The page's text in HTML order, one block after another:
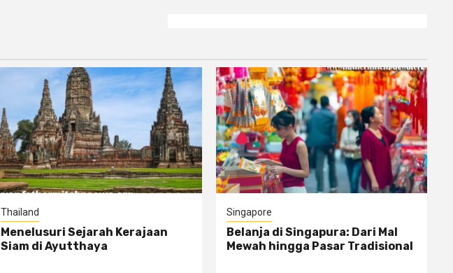
Thailand
Menelusuri Sejarah Kerajaan
Siam di Ayutthaya
Singapore
Belanja di Singapura: Dari Mal
Mewah hingga Pasar Tradisional